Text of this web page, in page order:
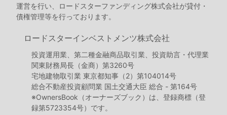
運営を行い、ロードスターファンディング株式会社が貸付・
債権管理等を行っております。
ロードスターインベストメンツ株式会社
投資運用業、第二種金融商品取引業、投資助言・代理業
関東財務局長（金商）第3260号
宅地建物取引業 東京都知事（2）第104014号
総合不動産投資顧問業 国土交通大臣 総合 - 第164号
※OwnersBook（オーナーズブック）は、登録商標（登
録第5723354号）です。